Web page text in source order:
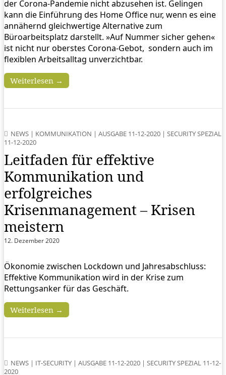
der Corona-Pandemie nicht abzusehen ist. Gelingen
kann die Einführung des Home Office nur, wenn es eine
annähernd gleichwertige Alternative zum
Büroarbeitsplatz darstellt. »Auf Nummer sicher gehen«
ist nicht nur oberstes Corona-Gebot, sondern auch im
flexiblen Arbeitsalltag unverzichtbar.
Weiterlesen →
NEWS | KOMMUNIKATION | AUSGABE 11-12-2020 | SECURITY SPEZIAL
11-12-2020
Leitfaden für effektive
Kommunikation und
erfolgreiches
Krisenmanagement – Krisen
meistern
12. Dezember 2020
Ökonomie zwischen Lockdown und Jahresabschluss:
Effektive Kommunikation wird in der Krise zum
Rettungsanker für das Geschäft.
Weiterlesen →
NEWS | IT-SECURITY | AUSGABE 11-12-2020 | SECURITY SPEZIAL 11-12-
2020